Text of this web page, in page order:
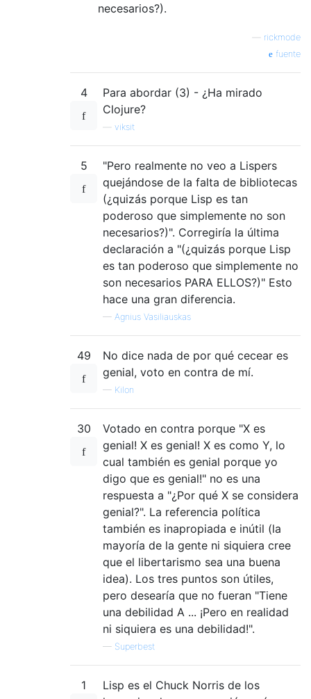
necesarios?).
rickmode
fuente
4
Para abordar (3) - ¿Ha mirado
Clojure?
viksit
5
"Pero realmente no veo a Lispers
quejándose de la falta de bibliotecas
(¿quizás porque Lisp es tan
poderoso que simplemente no son
necesarios?)". Corregiría la última
declaración a "(¿quizás porque Lisp
es tan poderoso que simplemente no
son necesarios PARA ELLOS?)" Esto
hace una gran diferencia.
— Agnius Vasiliauskas
49
No dice nada de por qué cecear es
genial, voto en contra de mí.
— Kilon
30
Votado en contra porque "X es
genial! X es genial! X es como Y, lo
cual también es genial porque yo
digo que es genial!" no es una
respuesta a "¿Por qué X se considera
genial?". La referencia política
también es inapropiada e inútil (la
mayoría de la gente ni siquiera cree
que el libertarismo sea una buena
idea). Los tres puntos son útiles,
pero desearía que no fueran "Tiene
una debilidad A ... ¡Pero en realidad
ni siquiera es una debilidad!".
— Superbest
1
Lisp es el Chuck Norris de los